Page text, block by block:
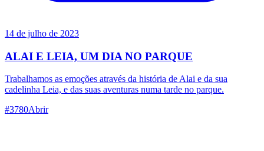
14 de julho de 2023
ALAI E LEIA, UM DIA NO PARQUE
Trabalhamos as emoções através da história de Alai e da sua
cadelinha Leia, e das suas aventuras numa tarde no parque.
#3780Abrir